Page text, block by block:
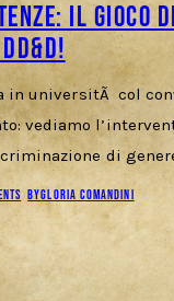
il gioco
universitÃ col
vediamo
di
BYGLORIA COMANDINI